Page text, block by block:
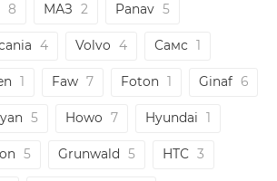
8 МАЗ 2 Panav 5
4 Volvo 4 Самс 1
1 Faw 7 Foton 1 Ginaf 6
5 Howo 7 Hyundai 1
5 Grunwald 5 НТС 3